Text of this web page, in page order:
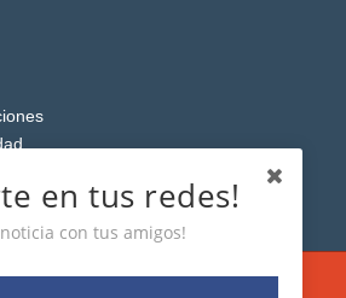
en tus redes!
con tus amigos!